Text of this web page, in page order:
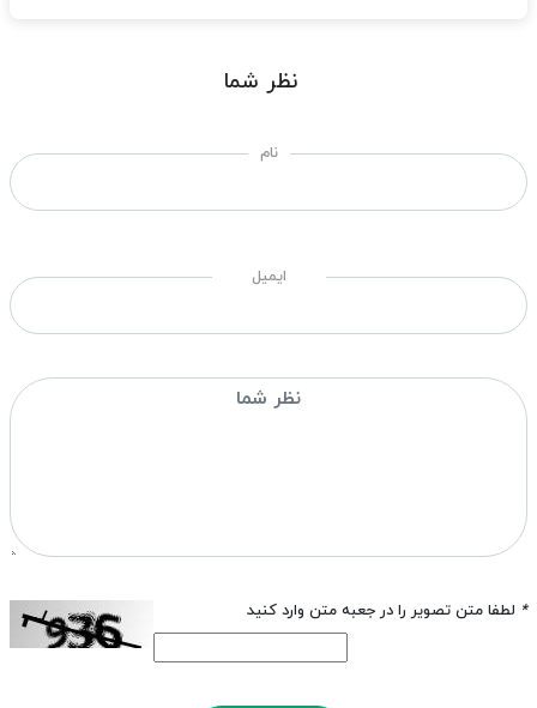
نظر شما
نام
ایمیل
* لطفا متن تصویر را در جعبه متن وارد کنید